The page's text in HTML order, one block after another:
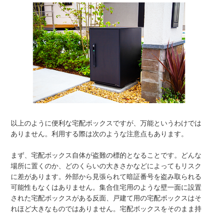
以上のように便利な宅配ボックスですが、万能というわけでは
ありません。利用する際は次のような注意点もあります。
まず、宅配ボックス自体が盗難の標的となることです。どんな
場所に置くのか、どのくらいの大きさかなどによってもリスク
に差があります。外部から見張られて暗証番号を盗み取られる
可能性もなくはありません。集合住宅用のような壁一面に設置
された宅配ボックスがある反面、戸建て用の宅配ボックスはそ
れほど大きなものではありません。宅配ボックスをそのまま持